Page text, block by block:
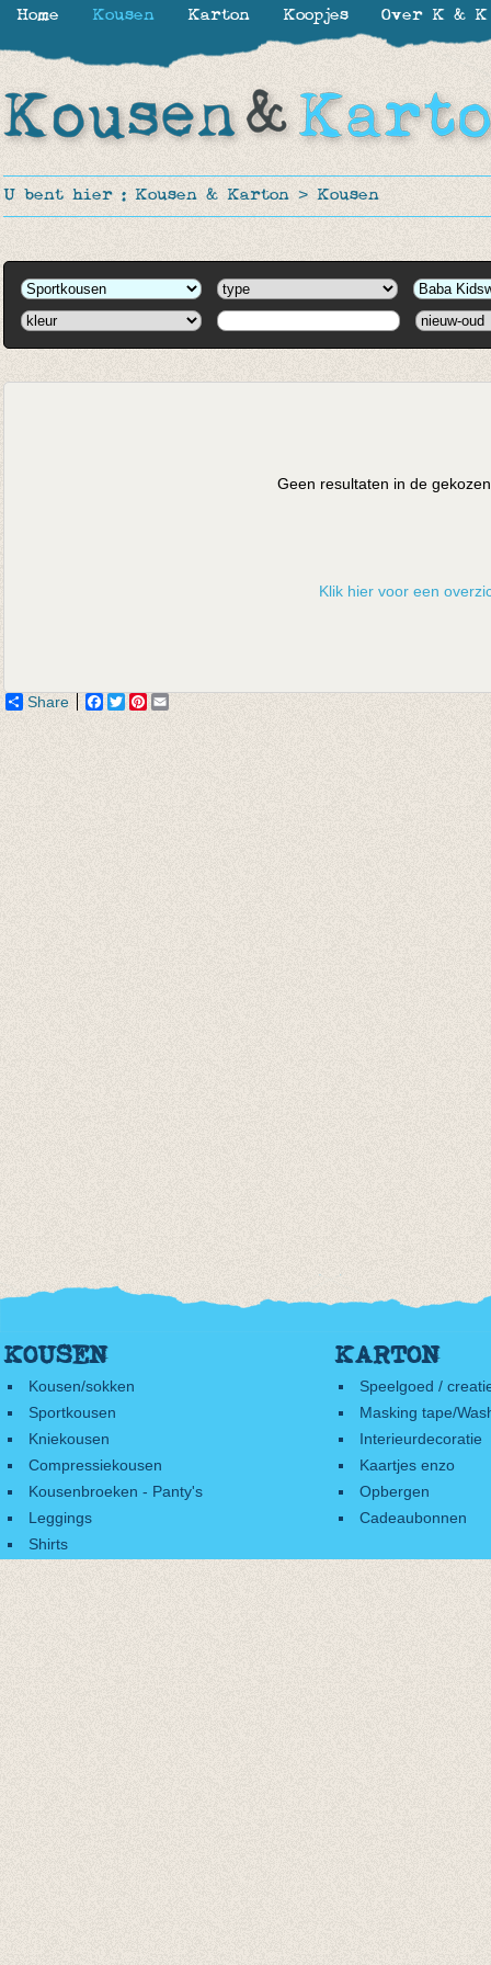
U bent hier : Kousen & Karton > Kousen
Geen resultaten in de
Klik hier voor een
Share Facebook
TwitterPinterest
KOUSEN
Kousen/sokken
Sportkousen
Kniekousen
Compressiekousen
Kousenbroeken - Panty's
Leggings
Shirts
KARTON
Speelgoed /
Masking tape/
Interieurdecoratie
Kaartjes enzo
Opbergen
Cadeaubonnen
Home Kousen Karton Koopjes Over K & K